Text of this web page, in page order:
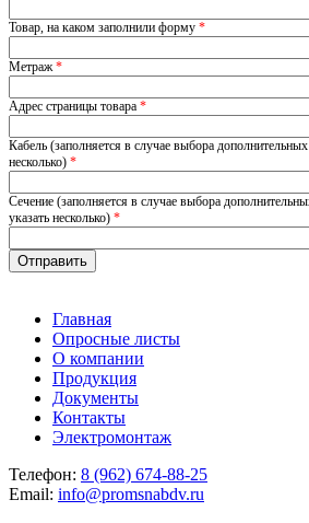
Товар, на каком заполнили форму *
Метраж*
Адрес страницы товара *
Кабель (заполняется в случае выбора
несколько) *
Сечение (заполняется в случае выбора
указать несколько) *
Главная
Опросные листы
О компании
Продукция
Документы
Контакты
Электромонтаж
Телефон: 8 (962) 674-88-25
Email: info@promsnabdv.ru